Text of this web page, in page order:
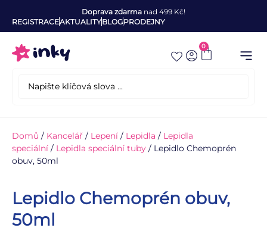
Doprava zdarma nad 499 Kč!
REGISTRACEAKTUALITYBLOGPRODEJNY
0
Domů / Kancelář / Lepení / Lepidla / Lepidla
speciální / Lepidla speciální tuby / Lepidlo Chemoprén
obuv, 50ml
Lepidlo Chemoprén obuv,
50ml